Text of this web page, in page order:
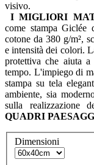
visivo.
I MIGLIORI
come stampa
cotone da 380 g/m²,
e intensità dei colori.
protettiva che aiuta a
tempo. L'impiego di
stampa su tela
ambiente, sia
sulla realizzazione
QUADRI
Dimensioni